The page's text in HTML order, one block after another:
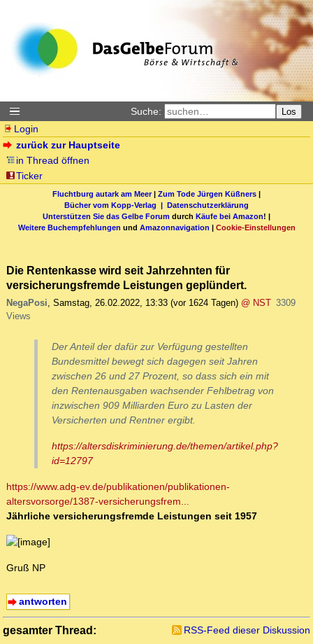
Suche: Los
Login
zurück zur Hauptseite
in Thread öffnen
Ticker
Fluchtburg autark am Meer| Zum Tode Jürgen Küßners |
Bücher vom Kopp-Verlag | Datenschutzerklärung
Unterstützen Sie das Gelbe Forum durch Käufe bei Amazon! |
Weitere Buchempfehlungen und Amazonnavigation | Cookie-Einstellungen
Die Rentenkasse wird seit Jahrzehnten für
versicherungsfremde Leistungen geplündert.
NegaPosi, Samstag, 26.02.2022, 13:33 (vor 1624 Tagen) @ NST 3309
Views
Der Anteil der dafür zur Verfügung gestellten
Bundesmittel bewegt sich dagegen seit Jahren
zwischen 26 und 27 Prozent, so dass sich ein mit
den Rentenausgaben wachsender Fehlbetrag von
inzwischen 909 Milliarden Euro zu Lasten der
Versicherten und Rentner ergibt.
https://altersdiskriminierung.de/themen/artikel.php?
id=12797
https://www.adg-ev.de/publikationen/publikationen-
altersvorsorge/1387-versicherungsfrem...
Jährliche versicherungsfremde Leistungen seit 1957
Gruß NP
antworten
gesamter Thread:
RSS-Feed dieser Diskussion